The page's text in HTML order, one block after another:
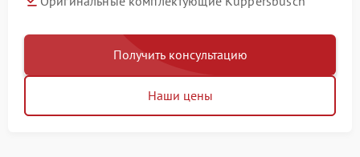
Получить консультацию
Наши цены